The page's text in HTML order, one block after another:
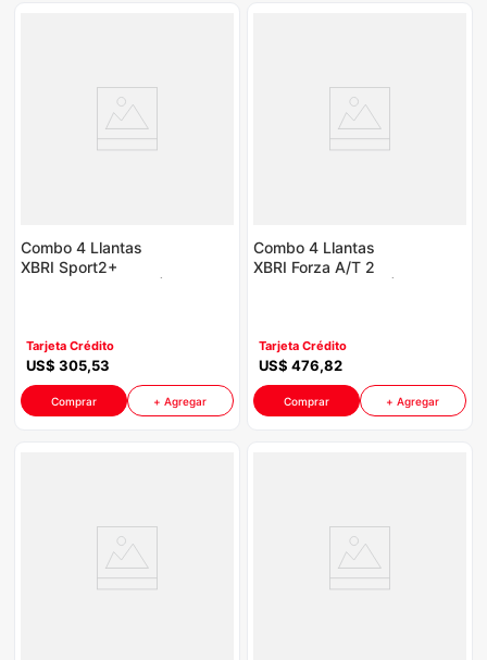
Combo 4 Llantas
XBRI Sport2+
Tarjeta Crédito
US$ 305,53
Comprar + Agregar
Combo 4 Llantas
XBRI Forza A/T 2
Tarjeta Crédito
US$ 476,82
Comprar + Agregar